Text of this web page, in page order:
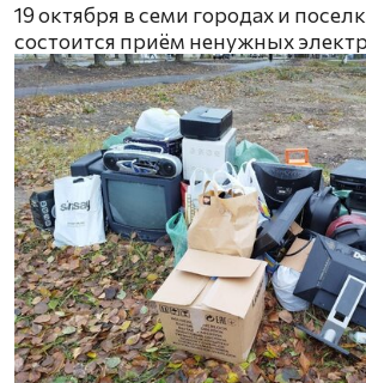
19 октября в семи городах и
состоится приём ненужных